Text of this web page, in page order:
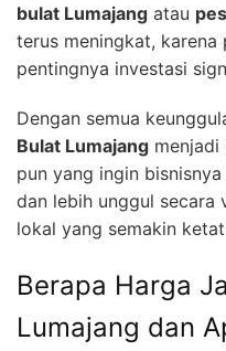
bulat Lumajang atau
terus meningkat, karena
pentingnya investasi
Dengan semua
Bulat Lumajang
pun yang ingin
dan lebih unggul secara
lokal yang semakin
Berapa Harga
Lumajang dan